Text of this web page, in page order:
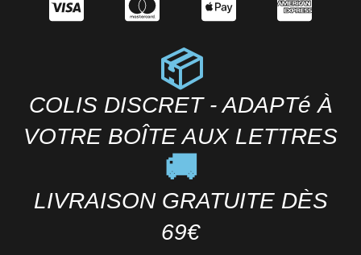
📦
COLIS DISCRET - ADAPTé À
VOTRE BOÎTE AUX LETTRES
🚚
LIVRAISON GRATUITE DÈS
69€